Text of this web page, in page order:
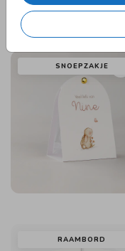
SNOEPZAKJE
RAAMBORD